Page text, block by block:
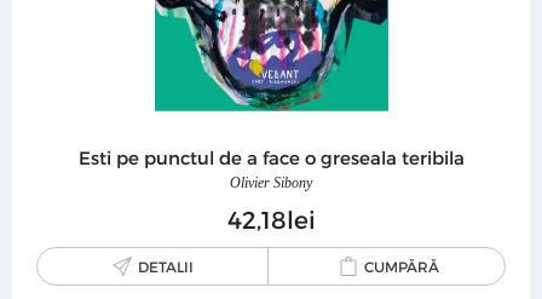
Esti pe punctul de a face o greseala teribila
Olivier Sibony
4218lei
DETALII CUMPĂRĂ